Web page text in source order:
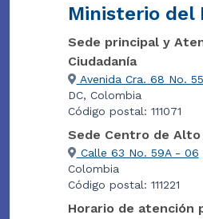
Ministerio del
Sede principal y
Ciudadanía
Avenida Cra. 68 No.
DC, Colombia
Código postal: 111071
Sede Centro de Alto
Calle 63 No. 59A - 06
Colombia
Código postal: 111221
Horario de atención